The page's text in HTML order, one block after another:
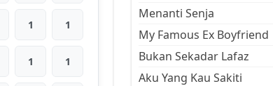
1 1
1 1
Menanti Senja
My Famous Ex Boyfriend
Bukan Sekadar Lafaz
Aku Yang Kau Sakiti